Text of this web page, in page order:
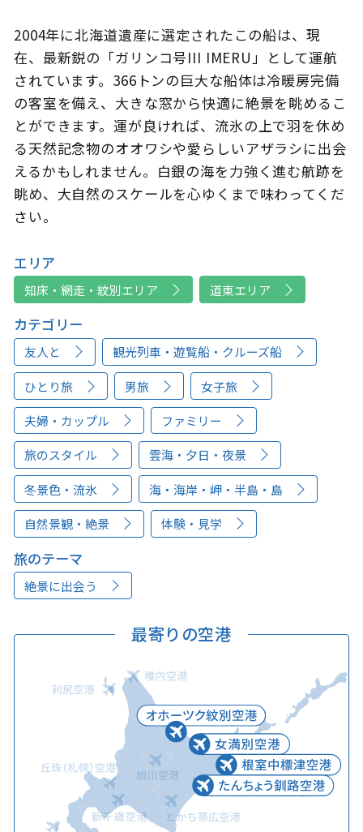
2004年に北海道遺産に選定されたこの船は、現
在、最新鋭の「ガリンコ号III IMERU」として運航
されています。366トンの巨大な船体は冷暖房完備
の客室を備え、大きな窓から快適に絶景を眺めるこ
とができます。運が良ければ、流氷の上で羽を休め
る天然記念物のオオワシや愛らしいアザラシに出会
えるかもしれません。白銀の海を力強く進む航跡を
眺め、大自然のスケールを心ゆくまで味わってくだ
さい。
エリア
知床・網走・紋別エリア 道東エリア
カテゴリー
友人と 観光列車・遊覧船・クルーズ船
ひとり旅 男旅 女子旅
夫婦・カップル ファミリー
旅のスタイル 雲海・夕日・夜景
冬景色・流氷 海・海岸・岬・半島・島
自然景観・絶景 体験・見学
旅のテーマ
絶景に出会う
最寄りの空港